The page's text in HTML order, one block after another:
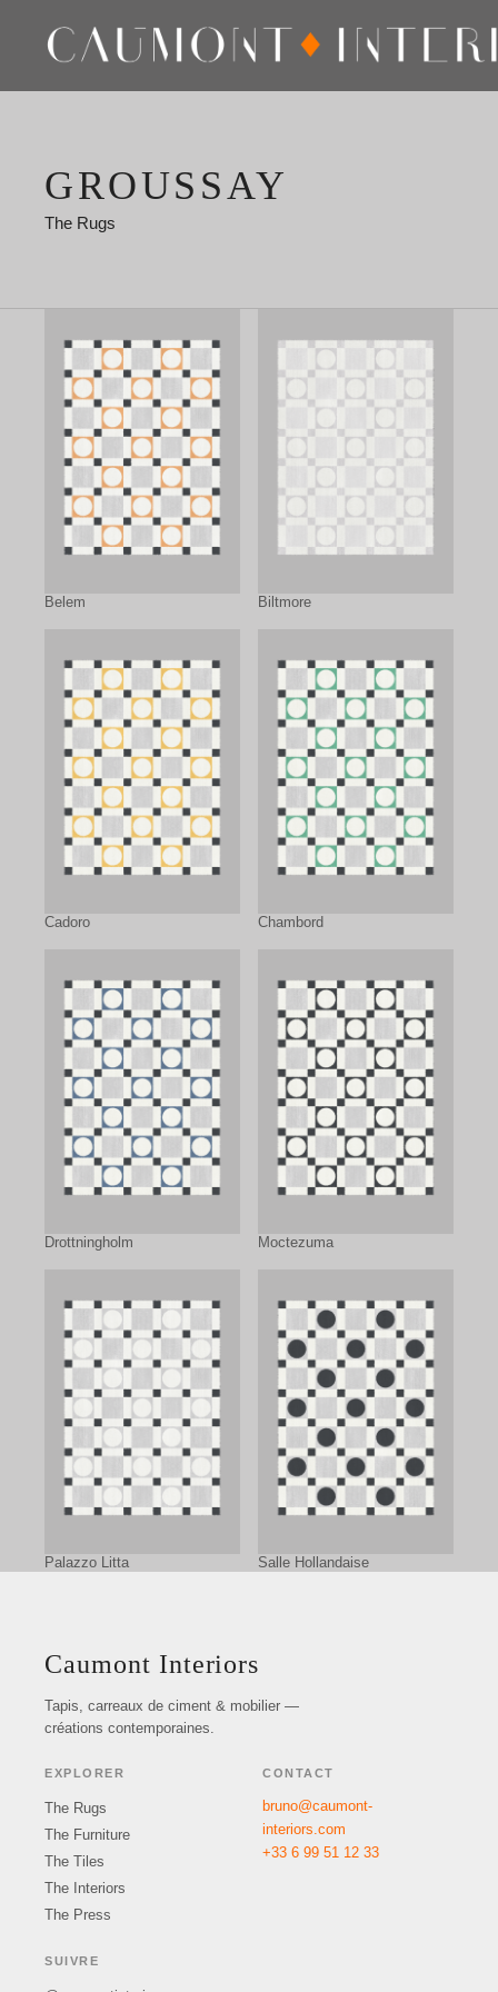
GROUSSAY
The Rugs
Belem Biltmore
Cadoro Chambord
Drottningholm Moctezuma
Palazzo Litta Salle Hollandaise
Caumont Interiors
Tapis, carreaux de ciment & mobilier —
créations contemporaines.
EXPLORER
The Rugs
The Furniture
The Tiles
The Interiors
The Press
CONTACT
bruno@caumont-
interiors.com
+33 6 99 51 12 33
SUIVRE